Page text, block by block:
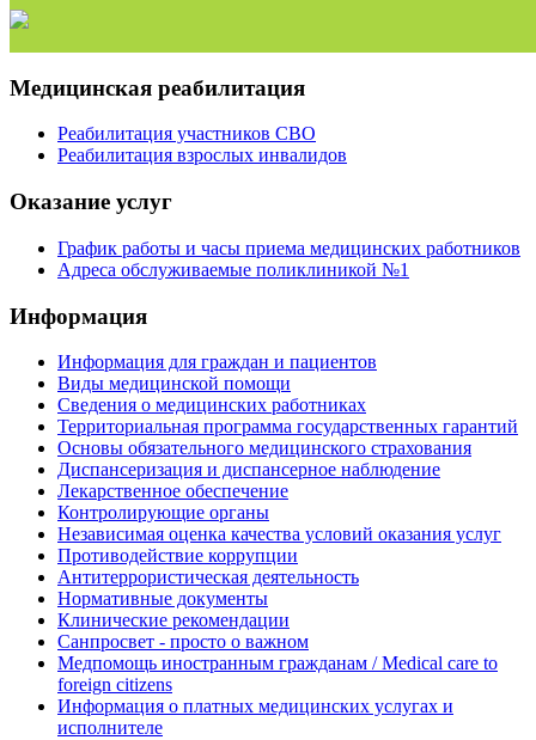
Медицинская реабилитация
Реабилитация участников СВО
Реабилитация взрослых инвалидов
Оказание услуг
График работы и часы приема медицинских работников
Адреса обслуживаемые поликлиникой №1
Информация
Информация для граждан и пациентов
Виды медицинской помощи
Сведения о медицинских работниках
Территориальная программа государственных гарантий
Основы обязательного медицинского страхования
Диспансеризация и диспансерное наблюдение
Лекарственное обеспечение
Контролирующие органы
Независимая оценка качества условий оказания услуг
Противодействие коррупции
Антитеррористическая деятельность
Нормативные документы
Клинические рекомендации
Санпросвет - просто о важном
Медпомощь иностранным гражданам / Medical care to
foreign citizens
Информация о платных медицинских услугах и
исполнителе